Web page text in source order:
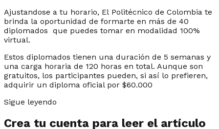
Ajustandose a tu horario, El Politécnico de Colombia te
brinda la oportunidad de formarte en más de 40
diplomados que puedes tomar en modalidad 100%
virtual.
Estos diplomados tienen una duración de 5 semanas y
una carga horaria de 120 horas en total. Aunque son
gratuitos, los participantes pueden, si así lo prefieren,
adquirir un diploma oficial por $60.000
Sigue leyendo
Crea tu cuenta para leer el artículo